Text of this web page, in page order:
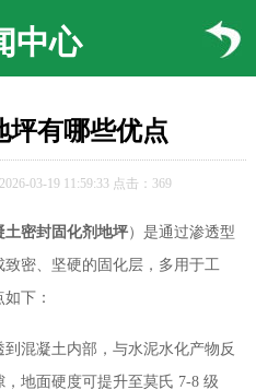
中心
坪有哪些优点
03-19 11:59:33 点击：369
土密封固化剂地坪）是通过渗透型
密、坚硬的固化层，多用于工
下：
到混凝土内部，与水泥水化产物反
地面硬度可提升至莫氏 7-8 级